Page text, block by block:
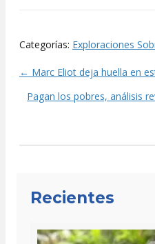
Categorías: Exploraciones
Posts
navigation
← Marc Eliot deja huella en
Pagan los pobres, análisis
Recientes